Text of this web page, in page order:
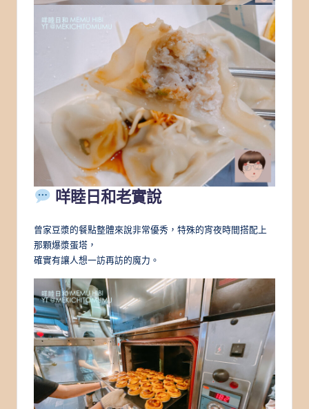
咩睦日和老實說
曾家豆漿的餐點整體來說非常優秀，特殊的宵夜時間搭配上
那顆爆漿蛋塔，
確實有讓人想一訪再訪的魔力。